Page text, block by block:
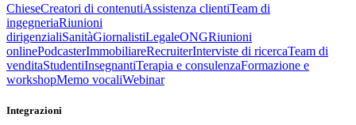
ChieseCreatori di contenutiAssistenza clientiTeam di
ingegneriaRiunioni
dirigenzialiSanitàGiornalistiLegaleONGRiunioni
onlinePodcasterImmobiliareRecruiterInterviste di ricercaTeam di
venditaStudentiInsegnantiTerapia e consulenzaFormazione e
workshopMemo vocaliWebinar
Integrazioni